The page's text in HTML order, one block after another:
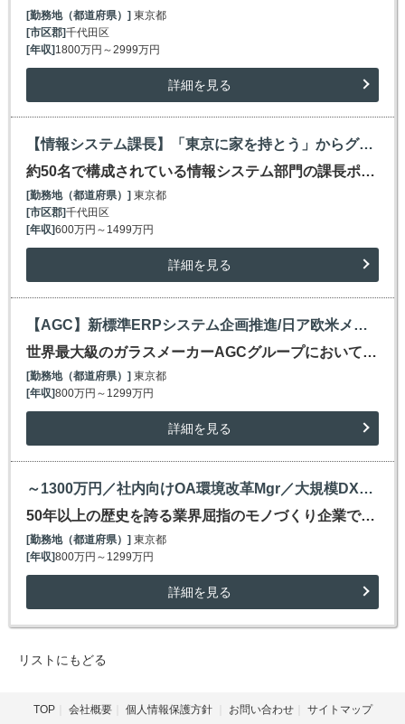
[勤務地（都道府県）]東京都
[市区郡]千代田区
[年収]1800万円～2999万円
詳細を見る
【情報システム課長】「東京に家を持とう」からグローバルに飛躍/働き方改革推進中/～1500万円
約50名で構成されている情報システム部門の課長ポ…
[勤務地（都道府県）] 東京都
[市区郡]千代田区
[年収]600万円～1499万円
詳細を見る
【AGC】新標準ERPシステム企画推進/日ア欧米メンバーとグローバル経験/丸の内勤務/～1300万円
世界最大級のガラスメーカーAGCグループにおいて…
[勤務地（都道府県）] 東京都
[年収]800万円～1299万円
詳細を見る
～1300万円／社内向けOA環境改革Mgr／大規模DX推進中の大手グローバル企業（従業員9000名）
50年以上の歴史を誇る業界屈指のモノづくり企業で…
[勤務地（都道府県）] 東京都
[年収]800万円～1299万円
詳細を見る
リストにもどる
TOP 会社概要 個人情報保護方針 お問い合わせ サイトマップ